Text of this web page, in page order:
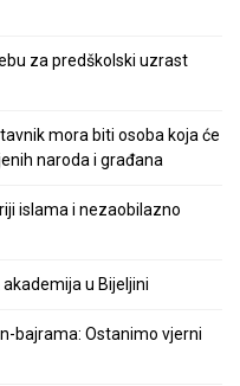
za predškolski uzrast
mora biti osoba koja će
naroda i građana
islama i nezaobilazno
u Bijeljini
bajrama: Ostanimo vjerni